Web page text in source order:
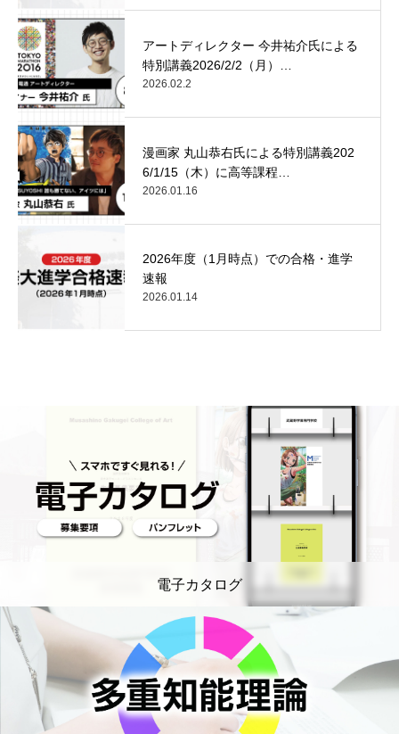
アートディレクター 今井祐介氏による
特別講義2026/2/2（月）…
2026.02.2
漫画家 丸山恭右氏による特別講義202
6/1/15（木）に高等課程…
2026.01.16
2026年度（1月時点）での合格・進学
速報
2026.01.14
電子カタログ